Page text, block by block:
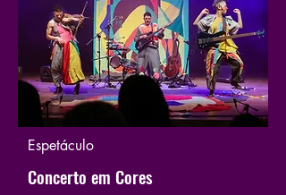
Espetáculo
Concerto em Cores